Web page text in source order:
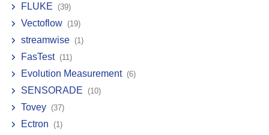
FLUKE (39)
Vectoflow (19)
streamwise (1)
FasTest (11)
Evolution Measurement (6)
SENSORADE (10)
Tovey (37)
Ectron (1)